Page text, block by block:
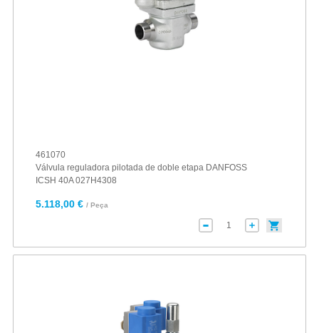
461070
Válvula reguladora pilotada de doble etapa DANFOSS
ICSH 40A 027H4308
5.118,00 € / Peça